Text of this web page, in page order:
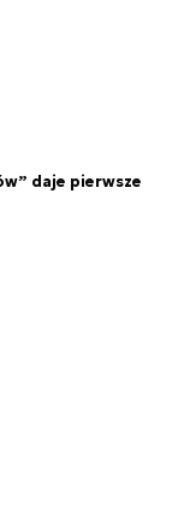
daje pierwsze